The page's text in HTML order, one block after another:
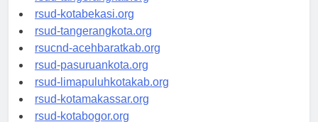
rsud-tangerangkab.org
rsud-kotabekasi.org
rsud-tangerangkota.org
rsucnd-acehbaratkab.org
rsud-pasuruankota.org
rsud-limapuluhkotakab.org
rsud-kotamakassar.org